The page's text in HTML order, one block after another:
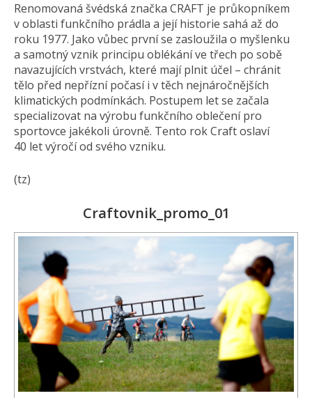
Renomovaná švédská značka CRAFT je průkopníkem
v oblasti funkčního prádla a její historie sahá až do
roku 1977. Jako vůbec první se zasloužila o myšlenku
a samotný vznik principu oblékání ve třech po sobě
navazujících vrstvách, které mají plnit účel – chránit
tělo před nepřízní počasí i v těch nejnáročnějších
klimatických podmínkách. Postupem let se začala
specializovat na výrobu funkčního oblečení pro
sportovce jakékoli úrovně. Tento rok Craft oslaví
40 let výročí od svého vzniku.
(tz)
Craftovnik_promo_01